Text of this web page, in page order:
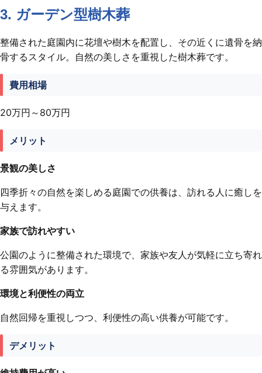
3. ガーデン型樹木葬
整備された庭園内に花壇や樹木を配置し、その近くに遺骨を納
骨するスタイル。自然の美しさを重視した樹木葬です。
費用相場
20万円～80万円
メリット
景観の美しさ
四季折々の自然を楽しめる庭園での供養は、訪れる人に癒しを
与えます。
家族で訪れやすい
公園のように整備された環境で、家族や友人が気軽に立ち寄れ
る雰囲気があります。
環境と利便性の両立
自然回帰を重視しつつ、利便性の高い供養が可能です。
デメリット